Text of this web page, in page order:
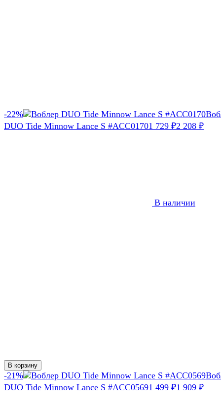
-22%
DUO Tide Minnow Lance S #ACC01701 729 ₽2 208 ₽
В наличии
В корзину
-21%
DUO Tide Minnow Lance S #ACC05691 499 ₽1 909 ₽